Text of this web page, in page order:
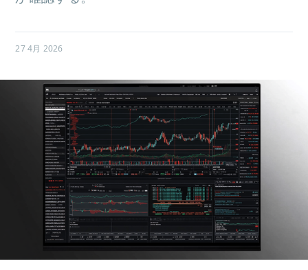
27 4月 2026